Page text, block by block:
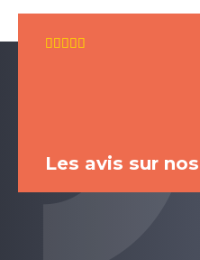
    
Les avis sur